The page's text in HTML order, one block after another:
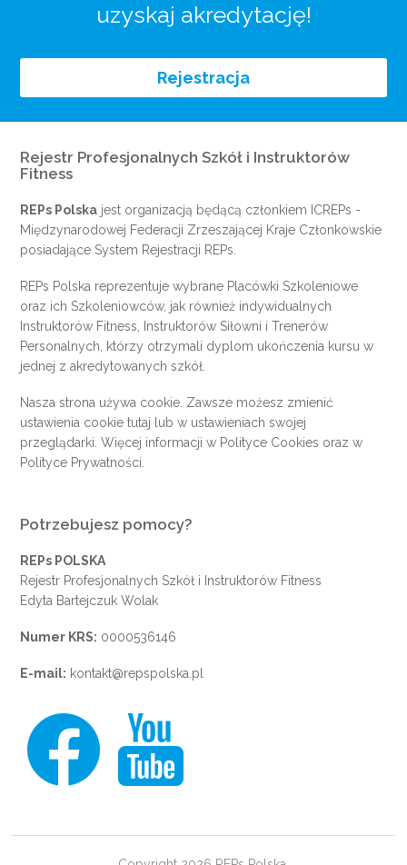
uzyskaj akredytację!
Rejestracja
Rejestr Profesjonalnych Szkół i Instruktorów
Fitness
REPs Polska jest organizacją będącą członkiem ICREPs -
Międzynarodowej Federacji Zrzeszającej Kraje Członkowskie
posiadające System Rejestracji REPs.
REPs Polska reprezentuje wybrane Placówki Szkoleniowe
oraz ich Szkoleniowców, jak również indywidualnych
Instruktorów Fitness, Instruktorów Siłowni i Trenerów
Personalnych, którzy otrzymali dyplom ukończenia kursu w
jednej z akredytowanych szkół.
Nasza strona używa cookie. Zawsze możesz zmienić
ustawienia cookietutaj lub w ustawieniach swojej
przeglądarki. Więcej informacji w Polityce Cookies oraz w
Polityce Prywatności
Potrzebujesz pomocy?
REPs POLSKA
Rejestr Profesjonalnych Szkół i Instruktorów Fitness
Edyta Bartejczuk Wolak
Numer KRS: 0000536146
E-mail: kontakt@repspolska.pl